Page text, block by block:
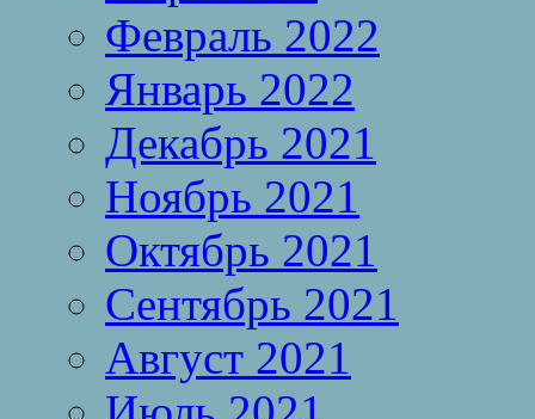
Февраль 2022
Январь 2022
Декабрь 2021
Ноябрь 2021
Октябрь 2021
Сентябрь 2021
Август 2021